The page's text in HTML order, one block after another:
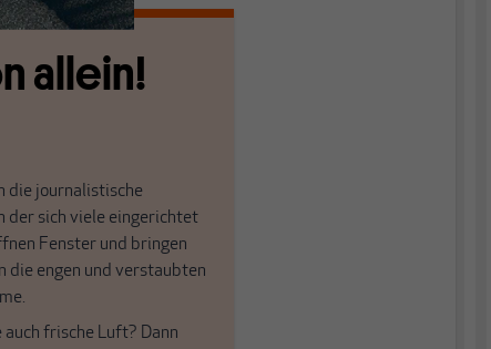
allein!
die journalistische
der sich viele eingerichtet
Fenster und bringen
die engen und verstaubten
auch frische Luft? Dann